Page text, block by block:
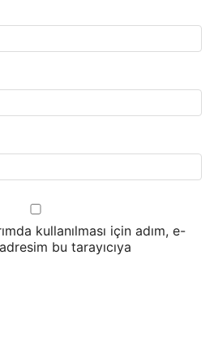
kullanılması için adım, e-
bu tarayıcıya